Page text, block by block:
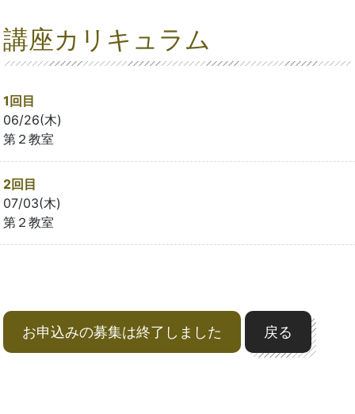
講座カリキュラム
1回目
06/26(木)
第２教室
2回目
07/03(木)
第２教室
お申込みの募集は終了しました 戻る